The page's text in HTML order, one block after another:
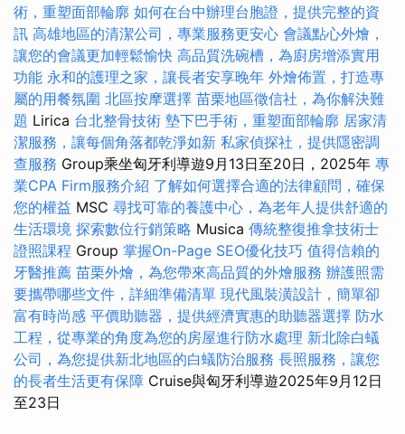
術，重塑面部輪廓 如何在台中辦理台胞證，提供完整的資
訊 高雄地區的清潔公司，專業服務更安心 會議點心外燴，
讓您的會議更加輕鬆愉快 高品質洗碗槽，為廚房增添實用
功能 永和的護理之家，讓長者安享晚年 外燴佈置，打造專
屬的用餐氛圍 北區按摩選擇 苗栗地區徵信社，為你解決難
題 Lirica 台北整骨技術 墊下巴手術，重塑面部輪廓 居家清
潔服務，讓每個角落都乾淨如新 私家偵探社，提供隱密調
查服務 Group乘坐匈牙利導遊9月13日至20日，2025年 專
業CPA Firm服務介紹 了解如何選擇合適的法律顧問，確保
您的權益 MSC 尋找可靠的養護中心，為老年人提供舒適的
生活環境 探索數位行銷策略 Musica 傳統整復推拿技術士
證照課程 Group 掌握On-Page SEO優化技巧 值得信賴的
牙醫推薦 苗栗外燴，為您帶來高品質的外燴服務 辦護照需
要攜帶哪些文件，詳細準備清單 現代風裝潢設計，簡單卻
富有時尚感 平價助聽器，提供經濟實惠的助聽器選擇 防水
工程，從專業的角度為您的房屋進行防水處理 新北除白蟻
公司，為您提供新北地區的白蟻防治服務 長照服務，讓您
的長者生活更有保障 Cruise與匈牙利導遊2025年9月12日
至23日